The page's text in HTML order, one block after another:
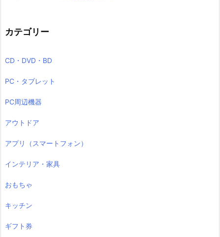
カテゴリー
CD・DVD・BD
PC・タブレット
PC周辺機器
アウトドア
アプリ（スマートフォン）
インテリア・家具
おもちゃ
キッチン
ギフト券